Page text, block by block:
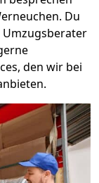
Du
den wir bei